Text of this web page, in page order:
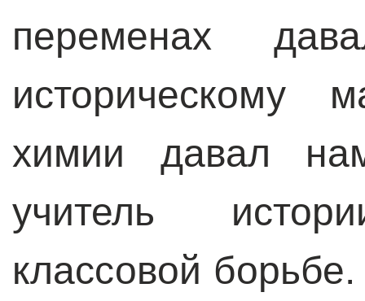
переменах
историческому
химии давал
учитель
классовой